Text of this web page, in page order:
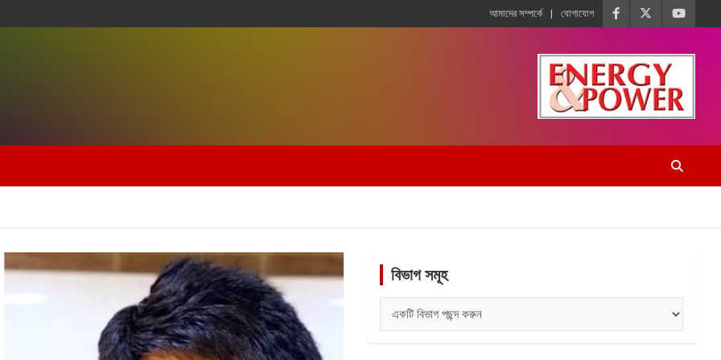
আমাদের সম্পর্কে যোগাযোগ
বিভাগ সমূহ
সমূহ